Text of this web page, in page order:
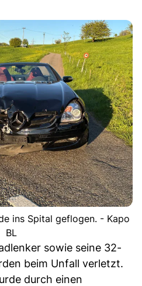
ins Spital geflogen. - Kapo
BL
sowie seine 32-
beim Unfall verletzt.
durch einen